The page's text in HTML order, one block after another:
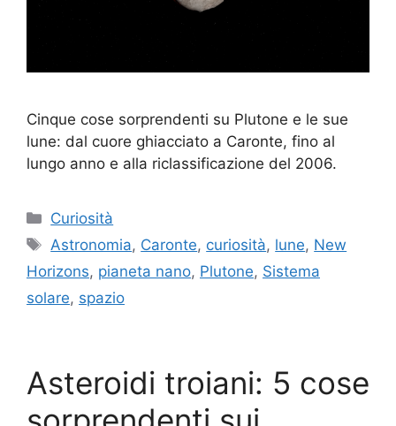
Cinque cose sorprendenti su Plutone e le sue
lune: dal cuore ghiacciato a Caronte, fino al
lungo anno e alla riclassificazione del 2006.
Categorie
Curiosità
Tag
Astronomia, Caronte, curiosità, lune, New
Horizons, pianeta nano, Plutone, Sistema
solare, spazio
Asteroidi troiani: 5 cose